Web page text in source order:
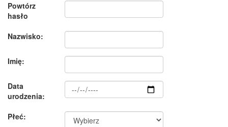
Powtórz
hasło
Nazwisko:
Imię:
Data
urodzenia:
Płeć: